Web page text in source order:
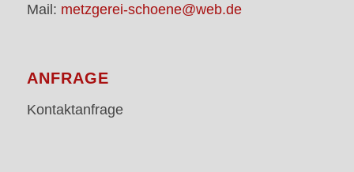
Mail: metzgerei-schoene@web.de
ANFRAGE
Kontaktanfrage